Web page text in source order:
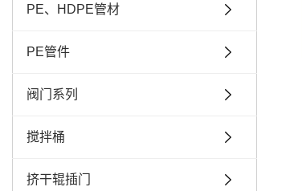
PE、HDPE管材
PE管件
阀门系列
搅拌桶
挤干辊插门